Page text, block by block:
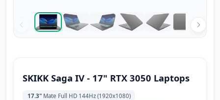
SKIKK Saga IV - 17" RTX 3050 Laptops
17.3"Mate Full HD 144Hz (1920x1080)